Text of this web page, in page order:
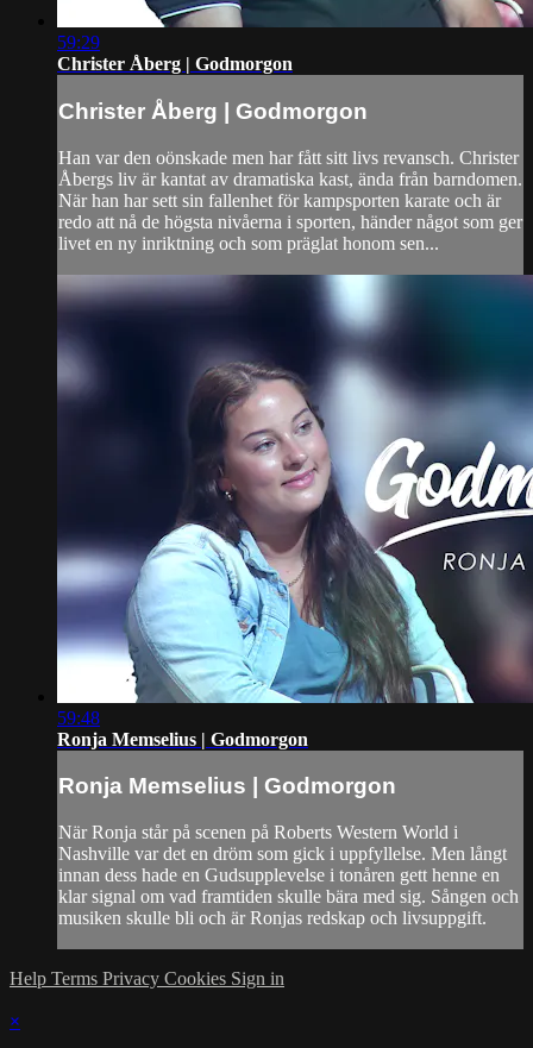
59:29
Christer Åberg | Godmorgon
Christer Åberg | Godmorgon
Han var den oönskade men har fått sitt livs revansch. Christer
Åbergs liv är kantat av dramatiska kast, ända från barndomen.
När han har sett sin fallenhet för kampsporten karate och är
redo att nå de högsta nivåerna i sporten, händer något som ger
livet en ny inriktning och som präglat honom sen...
59:48
Ronja Memselius | Godmorgon
Ronja Memselius | Godmorgon
När Ronja står på scenen på Roberts Western World i
Nashville var det en dröm som gick i uppfyllelse. Men långt
innan dess hade en Gudsupplevelse i tonåren gett henne en
klar signal om vad framtiden skulle bära med sig. Sången och
musiken skulle bli och är Ronjas redskap och livsuppgift.
Help Terms Privacy Cookies Sign in
×